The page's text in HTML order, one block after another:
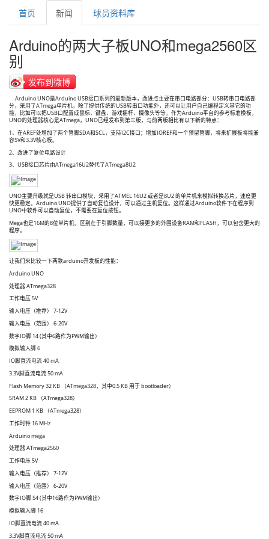
首页 新闻 球员资料库
Arduino的两大子板UNO和mega2560区
别
发布到微博
Arduino UNO是Arduino USB接口系列的最新版本，改进点主要在串口电路部分：USB转串口电路部
分，采用了ATmega单片机，除了提供传统的USB转串口功能外，还可以让用户自己编程定义其它的功
能，比如可以把USB口配置成鼠标、键盘、游戏摇杆、摄像头等等。作为Arduino平台的参考标准模板，
UNO的处理器核心是ATmega，UNO已经发布到第三版，与前两版相比有以下新的特点：
1、在AREF处增加了两个管脚SDA和SCL，支持I2C接口；增加IOREF和一个预留管脚，将来扩展板将能兼
容5V和3.3V核心板。
2、改进了复位电路设计
3、USB接口芯片由ATmega16U2替代了ATmega8U2
UNO主要升级就是USB 转串口模块，采用了ATMEL 16U2 或者是8U2 的单片机来模拟转换芯片，速度更
快更稳定。Arduino UNO提供了自动复位设计，可以通过主机复位。这样通过Arduino软件下在程序到
UNO中软件可以自动复位，不需要在复位按钮。
Mega也是16M的8位单片机，区别在于引脚数量，可以接更多的外围设备RAM和FLASH，可以包含更大的
程序。
让我们来比较一下两款arduino开发板的性能：
Arduino UNO
处理器 ATmega328
工作电压 5V
输入电压（推荐） 7-12V
输入电压（范围） 6-20V
数字IO脚 14 (其中6路作为PWM输出）
模拟输入脚 6
IO脚直流电流 40 mA
3.3V脚直流电流 50 mA
Flash Memory 32 KB （ATmega328，其中0.5 KB 用于 bootloader）
SRAM 2 KB （ATmega328）
EEPROM 1 KB （ATmega328）
工作时钟 16 MHz
Arduino mega
处理器 ATmega2560
工作电压 5V
输入电压（推荐） 7-12V
输入电压（范围） 6-20V
数字IO脚 54 (其中16路作为PWM输出）
模拟输入脚 16
IO脚直流电流 40 mA
3.3V脚直流电流 50 mA